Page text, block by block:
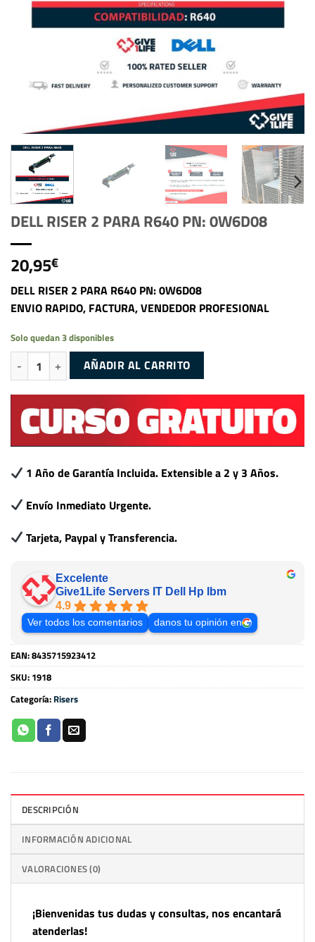
DELL RISER 2 PARA R640 PN: 0W6D08
20,95€
DELL RISER 2 PARA R640 PN: 0W6D08
ENVIO RAPIDO, FACTURA, VENDEDOR PROFESIONAL
Solo quedan 3 disponibles
DELL RISER 2 PARA R640 PN: 0W6D08 cantidad
AÑADIR AL CARRITO
1 Año de Garantía Incluida. Extensible a 2 y 3 Años.
Envío Inmediato Urgente.
Tarjeta, Paypal y Transferencia.
Excelente
Give1Life Servers IT Dell Hp Ibm
4.9
Ver todos los comentarios danos tu opinión en
EAN:8435715923412
SKU: 1918
Categoría: Risers
DESCRIPCIÓN
INFORMACIÓN ADICIONAL
VALORACIONES (0)
¡Bienvenidas tus dudas y consultas, nos encantará
atenderlas!